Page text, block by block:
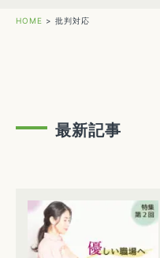
HOME > 批判対応
最新記事